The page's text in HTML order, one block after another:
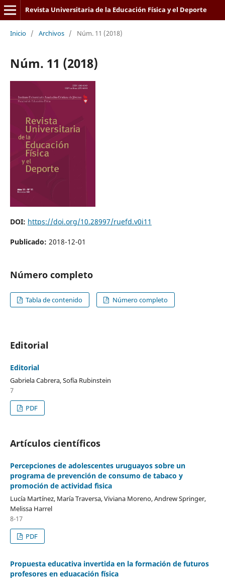
Revista Universitaria de la Educación Física y el Deporte
Inicio / Archivos / Núm. 11 (2018)
Núm. 11 (2018)
DOI: https://doi.org/10.28997/ruefd.v0i11
Publicado: 2018-12-01
Número completo
Tabla de contenido Número completo
Editorial
Editorial
Gabriela Cabrera, Sofía Rubinstein
7
PDF
Artículos científicos
Percepciones de adolescentes uruguayos sobre un
programa de prevención de consumo de tabaco y
promoción de actividad fìsica
Lucía Martínez, María Traversa, Viviana Moreno, Andrew Springer,
Melissa Harrel
8-17
PDF
Propuesta educativa invertida en la formación de futuros
profesores en eduacación física